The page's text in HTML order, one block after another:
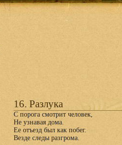
16. Разлука
С порога смотрит человек,
Не узнавая дома.
Ее отъезд был как побег.
Bезде следы разгрома.